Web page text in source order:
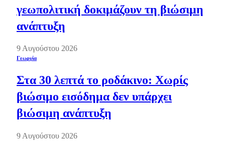
γεωπολιτική δοκιμάζουν τη βιώσιμη
ανάπτυξη
9 Αυγούστου 2026
Γεωργία
Στα 30 λεπτά το ροδάκινο: Χωρίς
βιώσιμο εισόδημα δεν υπάρχει
βιώσιμη ανάπτυξη
9 Αυγούστου 2026